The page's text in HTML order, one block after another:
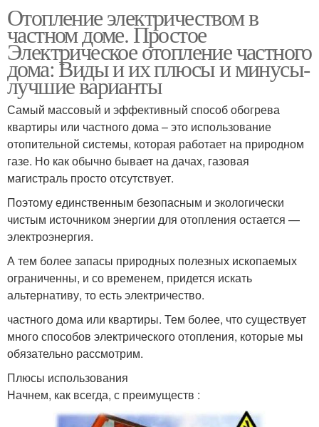
Отопление электричеством в
частном доме. Простое
Электрическое отопление частного
дома: Виды и их плюсы и минусы-
лучшие варианты
Самый массовый и эффективный способ обогрева
квартиры или частного дома – это использование
отопительной системы, которая работает на природном
газе. Но как обычно бывает на дачах, газовая
магистраль просто отсутствует.
Поэтому единственным безопасным и экологически
чистым источником энергии для отопления остается —
электроэнергия.
А тем более запасы природных полезных ископаемых
ограниченны, и со временем, придется искать
альтернативу, то есть электричество.
частного дома или квартиры. Тем более, что существует
много способов электрического отопления, которые мы
обязательно рассмотрим.
Плюсы использования
Начнем, как всегда, с преимуществ :